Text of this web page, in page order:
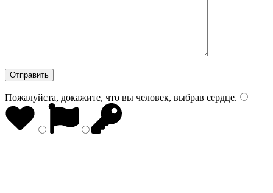
Пожалуйста, докажите, что вы человек, выбрав сердце.